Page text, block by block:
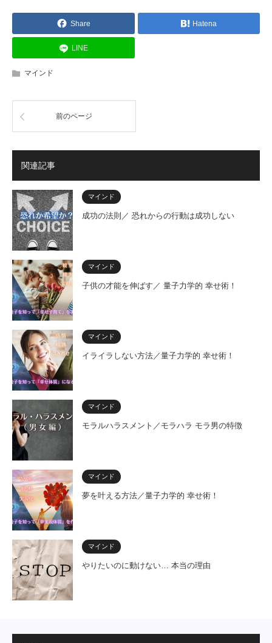
Share Hatena
LINE
マインド
前のページ
関連記事
マインド
成功の法則／ 恐れからの行動は成功しない
マインド
子供の才能を伸ばす／ 量子力学的 幸せ術！
マインド
イライラしない方法／量子力学的 幸せ術！
マインド
モラルハラスメント／モラハラ モラ男の特徴
マインド
夢を叶える方法／量子力学的 幸せ術！
マインド
やりたいのに動けない… 本当の理由